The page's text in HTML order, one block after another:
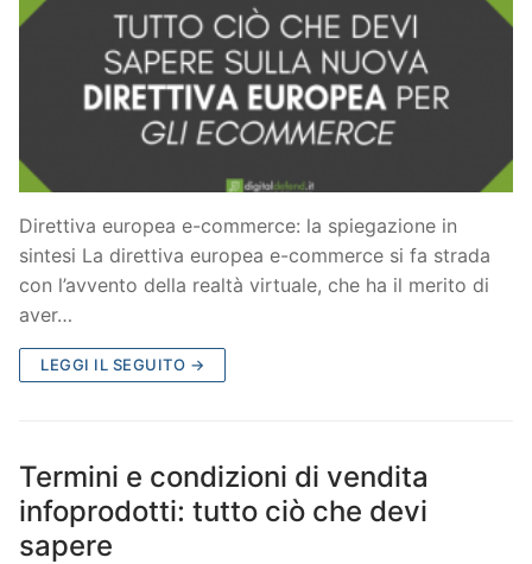
Direttiva europea e-commerce: la spiegazione in
sintesi La direttiva europea e-commerce si fa strada
con l’avvento della realtà virtuale, che ha il merito di
aver…
LEGGI IL SEGUITO →
Termini e condizioni di vendita
infoprodotti: tutto ciò che devi
sapere